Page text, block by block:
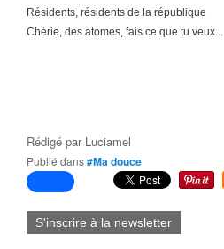
Résidents, résidents de la république
Chérie, des atomes, fais ce que tu veux...
Rédigé par Luciamel
Publié dans#Ma douce
S'inscrire à la newsletter